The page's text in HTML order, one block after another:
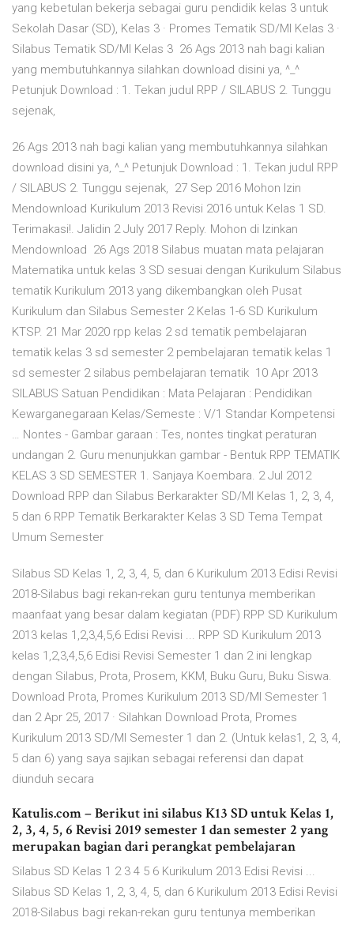
yang kebetulan bekerja sebagai guru pendidik kelas 3 untuk
Sekolah Dasar (SD), Kelas 3 · Promes Tematik SD/MI Kelas 3 ·
Silabus Tematik SD/MI Kelas 3 26 Ags 2013 nah bagi kalian
yang membutuhkannya silahkan download disini ya, ^_^
Petunjuk Download : 1. Tekan judul RPP / SILABUS 2. Tunggu
sejenak,
26 Ags 2013 nah bagi kalian yang membutuhkannya silahkan
download disini ya, ^_^ Petunjuk Download : 1. Tekan judul RPP
/ SILABUS 2. Tunggu sejenak, 27 Sep 2016 Mohon Izin
Mendownload Kurikulum 2013 Revisi 2016 untuk Kelas 1 SD.
Terimakasi!. Jalidin 2 July 2017 Reply. Mohon di Izinkan
Mendownload 26 Ags 2018 Silabus muatan mata pelajaran
Matematika untuk kelas 3 SD sesuai dengan Kurikulum Silabus
tematik Kurikulum 2013 yang dikembangkan oleh Pusat
Kurikulum dan Silabus Semester 2 Kelas 1-6 SD Kurikulum
KTSP. 21 Mar 2020 rpp kelas 2 sd tematik pembelajaran
tematik kelas 3 sd semester 2 pembelajaran tematik kelas 1
sd semester 2 silabus pembelajaran tematik 10 Apr 2013
SILABUS Satuan Pendidikan : Mata Pelajaran : Pendidikan
Kewarganegaraan Kelas/Semeste : V/1 Standar Kompetensi
… Nontes - Gambar garaan : Tes, nontes tingkat peraturan
undangan 2. Guru menunjukkan gambar - Bentuk RPP TEMATIK
KELAS 3 SD SEMESTER 1. Sanjaya Koembara. 2 Jul 2012
Download RPP dan Silabus Berkarakter SD/MI Kelas 1, 2, 3, 4,
5 dan 6 RPP Tematik Berkarakter Kelas 3 SD Tema Tempat
Umum Semester
Silabus SD Kelas 1, 2, 3, 4, 5, dan 6 Kurikulum 2013 Edisi Revisi
2018-Silabus bagi rekan-rekan guru tentunya memberikan
maanfaat yang besar dalam kegiatan (PDF) RPP SD Kurikulum
2013 kelas 1,2,3,4,5,6 Edisi Revisi ... RPP SD Kurikulum 2013
kelas 1,2,3,4,5,6 Edisi Revisi Semester 1 dan 2 ini lengkap
dengan Silabus, Prota, Prosem, KKM, Buku Guru, Buku Siswa.
Download Prota, Promes Kurikulum 2013 SD/MI Semester 1
dan 2 Apr 25, 2017 · Silahkan Download Prota, Promes
Kurikulum 2013 SD/MI Semester 1 dan 2. (Untuk kelas1, 2, 3, 4,
5 dan 6) yang saya sajikan sebagai referensi dan dapat
diunduh secara
Katulis.com – Berikut ini silabus K13 SD untuk Kelas 1,
2, 3, 4, 5, 6 Revisi 2019 semester 1 dan semester 2 yang
merupakan bagian dari perangkat pembelajaran
Silabus SD Kelas 1 2 3 4 5 6 Kurikulum 2013 Edisi Revisi ...
Silabus SD Kelas 1, 2, 3, 4, 5, dan 6 Kurikulum 2013 Edisi Revisi
2018-Silabus bagi rekan-rekan guru tentunya memberikan